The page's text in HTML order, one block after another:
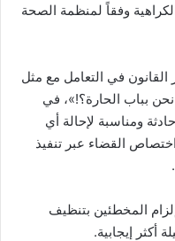
وفقاً لمنظمة الصحة
في التعامل مع مثل
بباب الحارة؟!»، في
ومناسبة لإحالة أي
القضاء عبر تنفيذ
المخطئين بتنظيف
أكثر إيجابية.